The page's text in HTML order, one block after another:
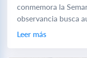
conmemora la
observancia busca
sobre la opresión en
Leer más